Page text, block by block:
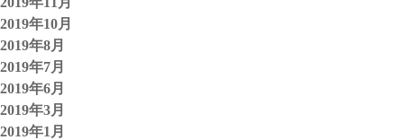
2019年10月
2019年8月
2019年7月
2019年6月
2019年3月
2019年1月